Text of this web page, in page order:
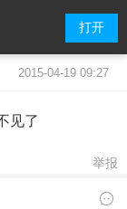
打开
2015-04-19 09:27
见了
举报